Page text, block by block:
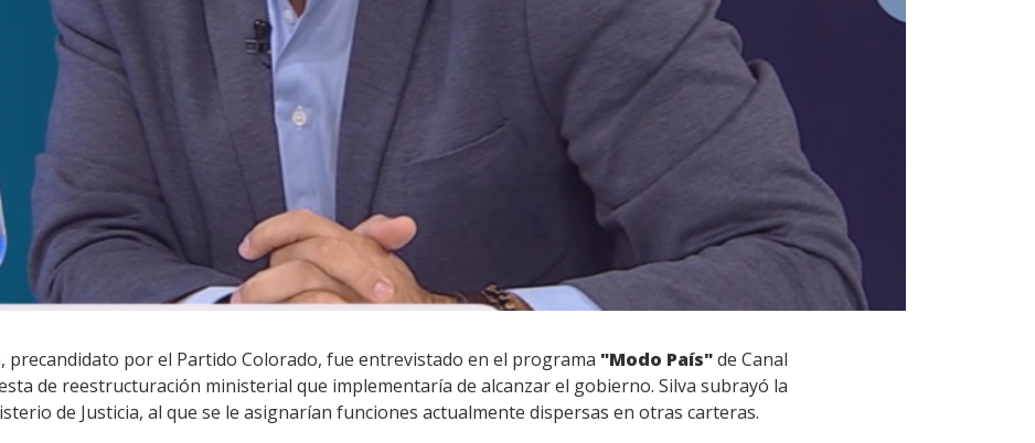
precandidato por el Partido Colorado, fue entrevistado en el programa "Modo País"de Canal
de reestructuración ministerial que implementaría de alcanzar el gobierno. Silva subrayó la
de Justicia, al que se le asignarían funciones actualmente dispersas en otras carteras.